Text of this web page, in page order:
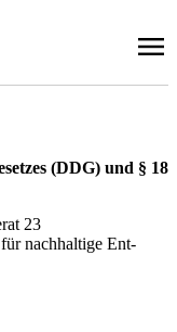
(DDG) und § 18
23
nach­hal­ti­ge Ent­